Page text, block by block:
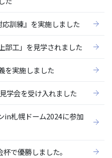
応訓練』を実施しました
部工」を見学されました
を実施しました
学会を受け入れました
in札幌ドーム2024に参加
で優勝しました。